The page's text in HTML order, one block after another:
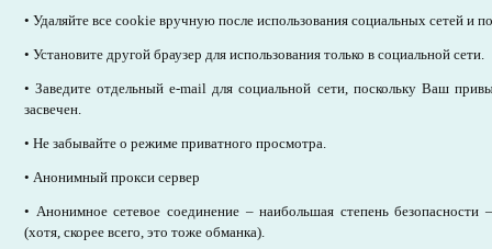
• Удаляйте все cookie вручную после использования социальных сетей и
• Установите другой браузер для использования только в социальной сети.
•Заведите отдельный e-mail для социальной сети, поскольку Ваш
засвечен.
• Не забывайте о режиме приватного просмотра.
• Анонимный прокси сервер
• Анонимное сетевое соединение – наибольшая степень
(хотя, скорее всего, это тоже обманка).